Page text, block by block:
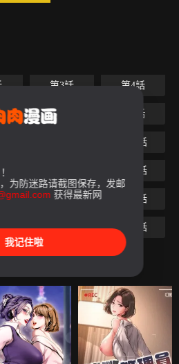
第3話 第4話
第7話 第8話
第12話
第16話
第19話 第20話
第23話 第24話
为防迷路请截图保存，发邮
获得最新网
我记住啦